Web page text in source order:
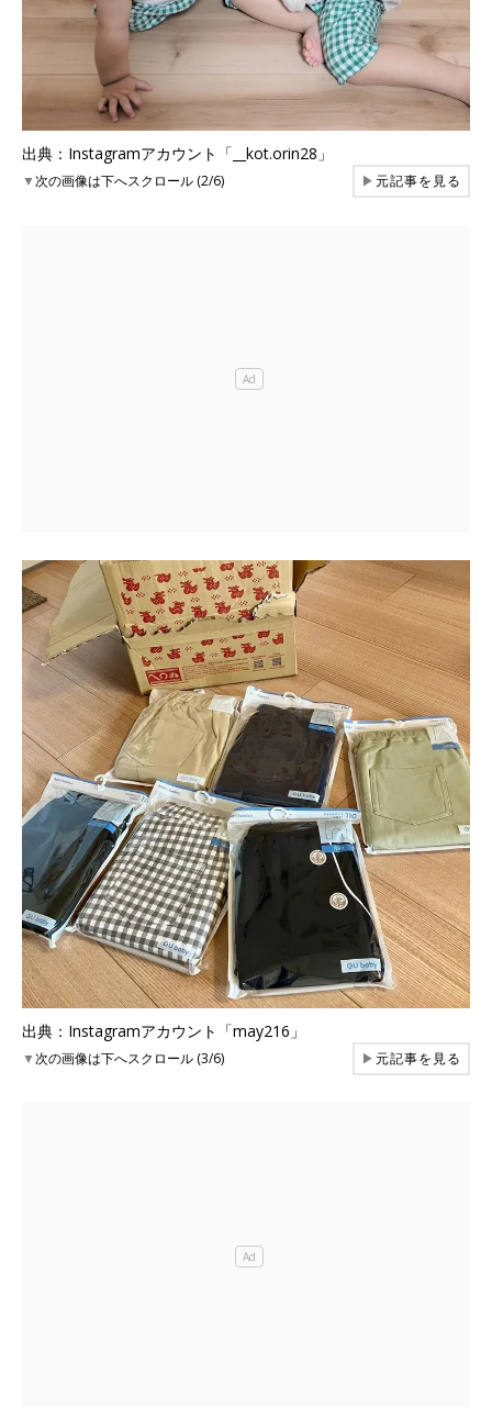
出典：Instagramアカウント「__kot.orin28」
▼次の画像は下へスクロール (2/6) ▶元記事を見る
出典：Instagramアカウント「may216」
▼次の画像は下へスクロール (3/6) ▶元記事を見る